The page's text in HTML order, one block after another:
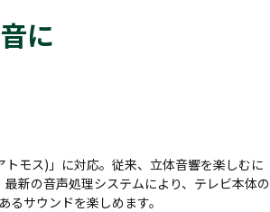
に
モス)」に対応。従来、立体音響を楽しむに
新の音声処理システムにより、テレビ本体の
サウンドを楽しめます。